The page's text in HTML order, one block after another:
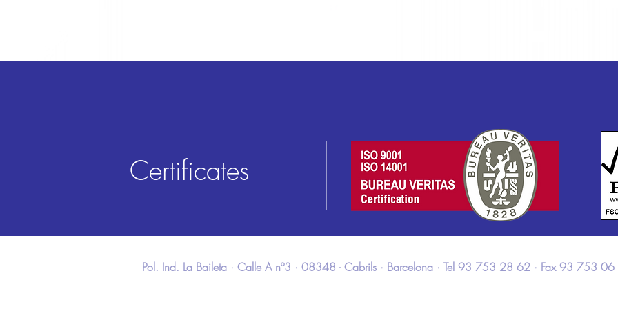
Certificates
Pol. Ind. La Baileta · Calle A nº3 · 08348 - Cabrils · Barcelona · Tel 93 753 28 62 · Fax 93 753